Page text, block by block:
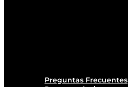
Preguntas Frecuentes